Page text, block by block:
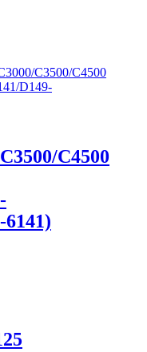
C4500
6141)